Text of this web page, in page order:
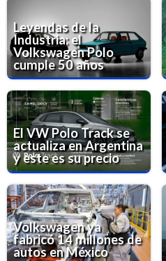
Leyendas de la
Industria: el
Volkswagen Polo
cumple 50 años
El VW Polo Track se
actualiza en Argentina
y este es su precio
Volkswagen ya
fabricó 14 millones de
autos en México